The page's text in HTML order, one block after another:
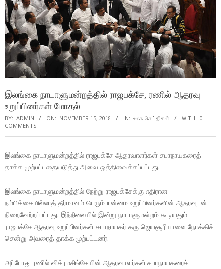
இலங்கை நாடாளுமன்றத்தில் ராஜபக்சே, ரணில் ஆதரவு
உறுப்பினர்கள் மோதல்
BY: ADMIN ON: NOVEMBER 15, 2018 IN: உலக செய்திகள் WITH: 0
COMMENTS
இலங்கை நாடாளுமன்றத்தில் ராஜபக்சே ஆதரவாளர்கள் சபாநாயகரைத்
தாக்க முற்பட்டதையடுத்து அவை ஒத்திவைக்கப்பட்டது.
இலங்கை நாடாளுமன்றத்தில் நேற்று ராஜபக்சேக்கு எதிரான
நம்பிக்கையில்லாத் தீர்மானம் பெரும்பான்மை உறுப்பினர்களின் ஆதரவுடன்
நிறைவேற்றப்பட்டது. இந்நிலையில் இன்று நாடாளுமன்றம் கூடியதும்
ராஜபக்சே ஆதரவு உறுப்பினர்கள் சபாநாயகர் கரு ஜெயசூரியாவை நோக்கிச்
சென்று அவரைத் தாக்க முற்பட்டனர்.
அப்போது ரணில் விக்ரமசிங்கேயின் ஆதரவாளர்கள் சபாநாயகரைச்